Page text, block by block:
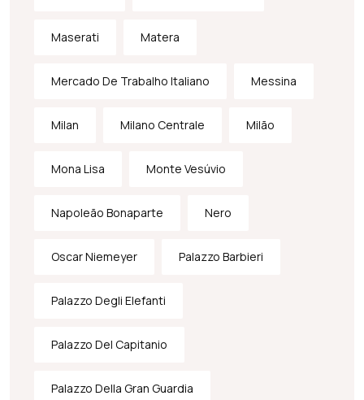
Maserati Matera
Mercado De Trabalho Italiano Messina
Milan Milano Centrale Milão
Mona Lisa Monte Vesúvio
Napoleão Bonaparte Nero
Oscar Niemeyer Palazzo Barbieri
Palazzo Degli Elefanti
Palazzo Del Capitanio
Palazzo Della Gran Guardia